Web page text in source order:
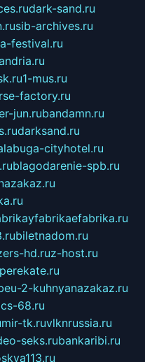
dark-sand.ru
sib-archives.ru
festival.ru
1-mus.ru
factory.ru
jun.rubandamn.ru
darksand.ru
cityhotel.ru
blagodarenie-spb.ru
biletnadom.ru
hd.ruz-host.ru
2-kuhnyanazakaz.ru
cs-68.ru
mir-tk.ruvlknrussia.ru
seks.rubankaribi.ru